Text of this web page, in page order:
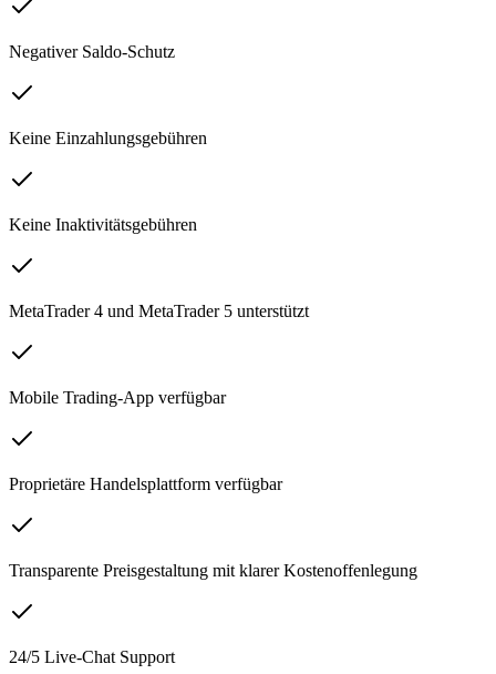
Negativer Saldo-Schutz
Keine Einzahlungsgebühren
Keine Inaktivitätsgebühren
MetaTrader 4 und MetaTrader 5 unterstützt
Mobile Trading-App verfügbar
Proprietäre Handelsplattform verfügbar
Transparente Preisgestaltung mit klarer Kostenoffenlegung
24/5 Live-Chat Support